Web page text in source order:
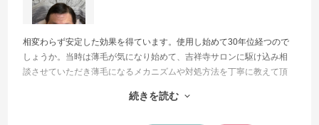
相変わらず安定した効果を得ています。使用し始めて30年位経つので
しょうか。当時は薄毛が気になり始めて、吉祥寺サロンに駆け込み相
談させていただき薄毛になるメカニズムや対処方法を丁寧に教えて頂
も保てていると思います。近頃は歳のせいか、頭皮に耐性ができたの
続きを読む